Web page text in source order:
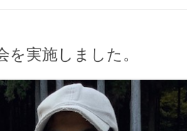
実施しました。